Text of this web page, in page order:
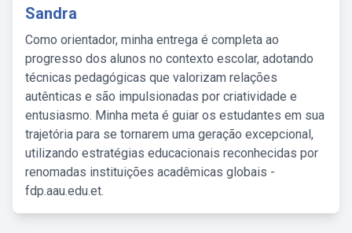
Sandra
Como orientador, minha entrega é completa ao
progresso dos alunos no contexto escolar, adotando
técnicas pedagógicas que valorizam relações
autênticas e são impulsionadas por criatividade e
entusiasmo. Minha meta é guiar os estudantes em sua
trajetória para se tornarem uma geração excepcional,
utilizando estratégias educacionais reconhecidas por
renomadas instituições acadêmicas globais -
fdp.aau.edu.et.